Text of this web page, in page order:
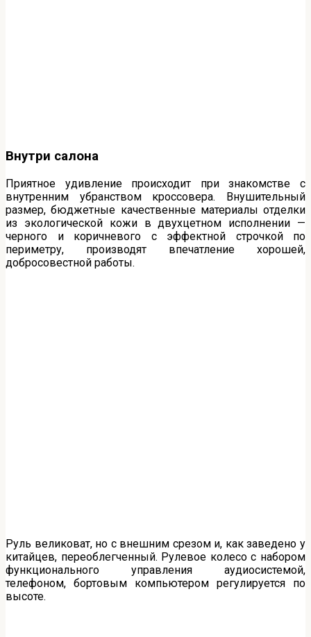
Внутри салона
Приятное удивление происходит при знакомстве с
внутренним убранством кроссовера. Внушительный
размер, бюджетные качественные материалы отделки
из экологической кожи в двухцетном исполнении —
черного и коричневого с эффектной строчкой по
периметру, производят впечатление хорошей,
добросовестной работы.
Руль великоват, но с внешним срезом и, как заведено у
китайцев, переоблегченный. Рулевое колесо с набором
функционального управления аудиосистемой,
телефоном, бортовым компьютером регулируется по
высоте.